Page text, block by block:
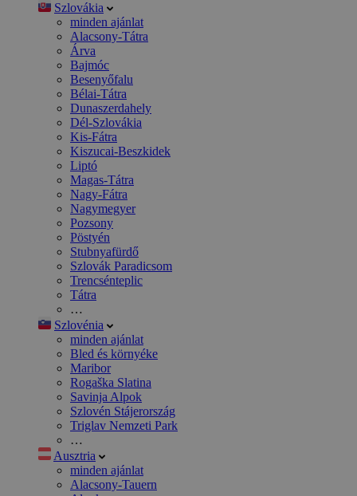
Szlovákia
minden ajánlat
Alacsony-Tátra
Árva
Bajmóc
Besenyőfalu
Bélai-Tátra
Dunaszerdahely
Dél-Szlovákia
Kis-Fátra
Kiszucai-Beszkidek
Liptó
Magas-Tátra
Nagy-Fátra
Nagymegyer
Pozsony
Pöstyén
Stubnyafürdő
Szlovák Paradicsom
Trencsénteplic
Tátra
…
Szlovénia
minden ajánlat
Bled és környéke
Maribor
Rogaška Slatina
Savinja Alpok
Szlovén Stájerország
Triglav Nemzeti Park
…
Ausztria
minden ajánlat
Alacsony-Tauern